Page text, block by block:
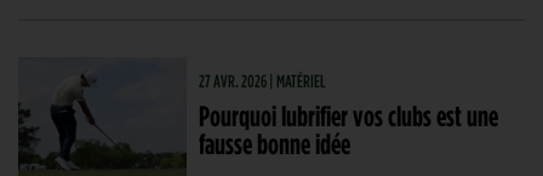
27 AVR. 2026 | MATÉRIEL
Pourquoi lubrifier vos clubs est une
fausse bonne idée